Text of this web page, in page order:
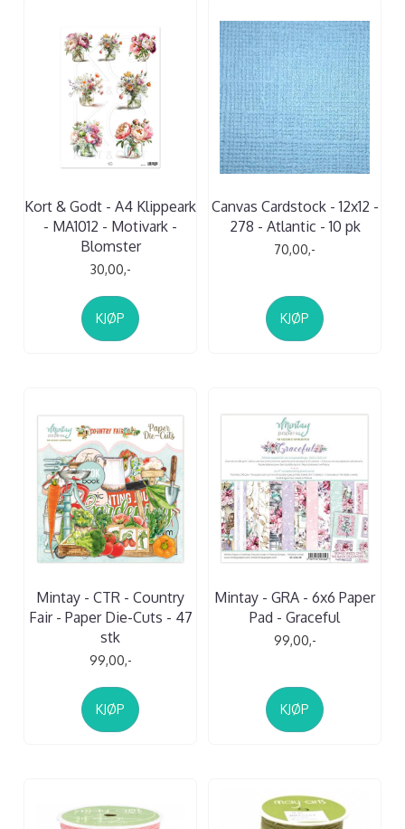
Kort & Godt - A4 Klippeark
- MA1012 - Motivark -
Blomster
30,00,-
KJØP
Canvas Cardstock - 12x12 -
278 - Atlantic - 10 pk
70,00,-
KJØP
Mintay - CTR - Country
Fair - Paper Die-Cuts - 47
stk
99,00,-
KJØP
Mintay - GRA - 6x6 Paper
Pad - Graceful
99,00,-
KJØP